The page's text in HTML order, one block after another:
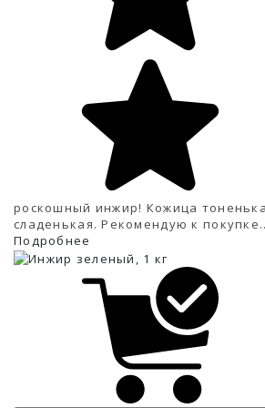
роскошный инжир! Кожица
сладенькая. Рекомендую к
Подробнее